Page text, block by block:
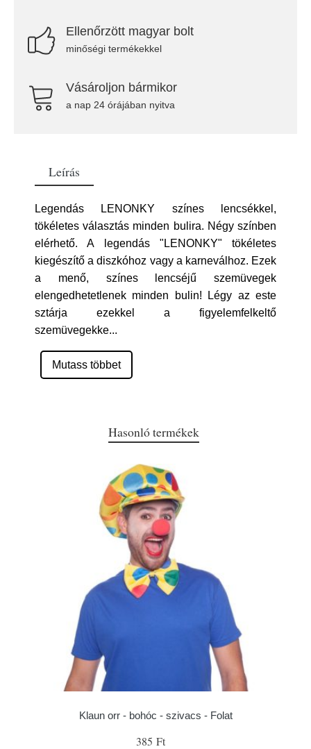
Ellenőrzött magyar bolt
minőségi termékekkel
Vásároljon bármikor
a nap 24 órájában nyitva
Leírás
Legendás LENONKY színes lencsékkel,
tökéletes választás minden bulira. Négy színben
elérhető. A legendás "LENONKY" tökéletes
kiegészítő a diszkóhoz vagy a karneválhoz. Ezek
a menő, színes lencséjű szemüvegek
elengedhetetlenek minden bulin! Légy az este
sztárja ezekkel a figyelemfelkeltő
szemüvegekke...
Mutass többet
Hasonló termékek
Klaun orr - bohóc - szivacs - Folat
385 Ft